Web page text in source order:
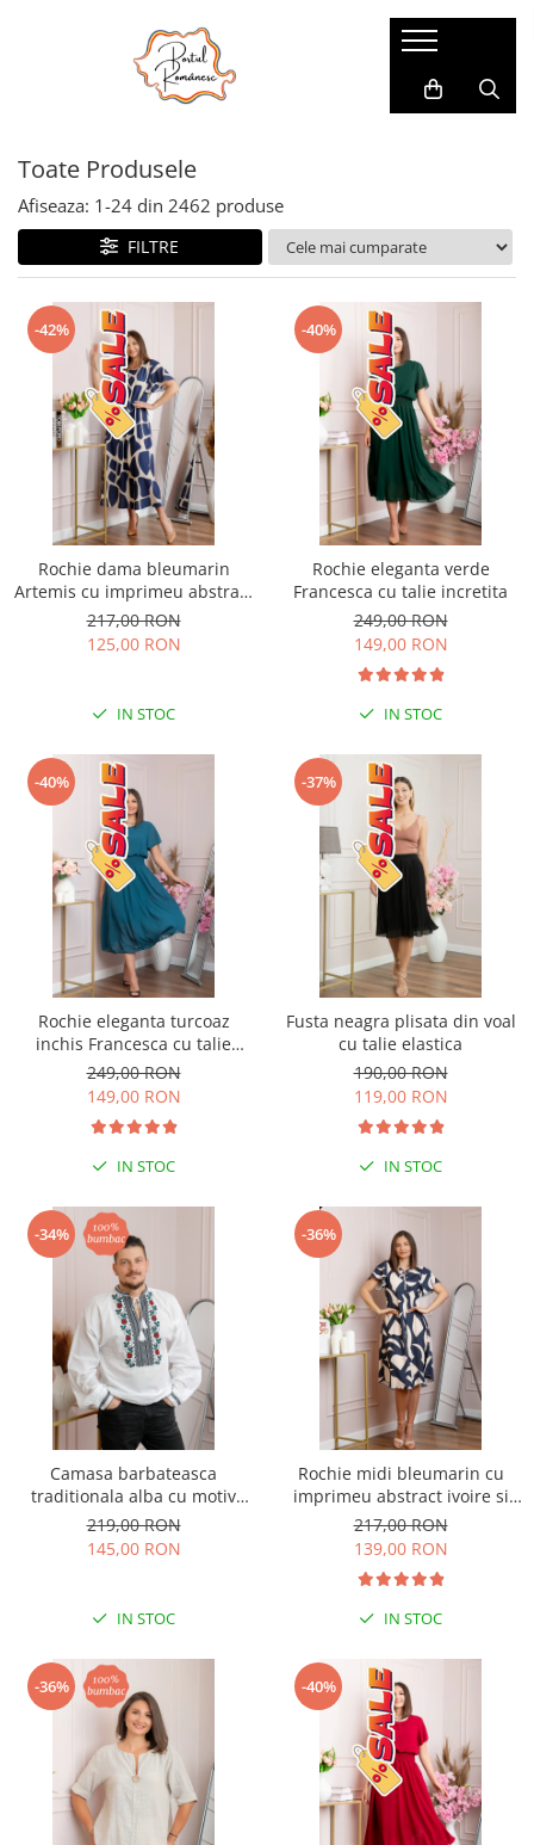
Pijamale Dama Marimi Mari
Halate
Pijamale Baieti
Pijamale Fetite
Imbracaminte copii
Imbracaminte Baieti
Toate Produsele
Afiseaza: 1-24 din 2462 produse
FILTRE
-42%
Rochie dama bleumarin
Artemis cu imprimeu abstract
si cordon in talie
217,00 RON
125,00 RON
IN STOC
-40%
Rochie eleganta verde
Francesca cu talie incretita
249,00 RON
149,00 RON
IN STOC
-40%
Rochie eleganta turcoaz
inchis Francesca cu talie
incretita
249,00 RON
149,00 RON
IN STOC
-37%
Fusta neagra plisata din voal
cu talie elastica
190,00 RON
119,00 RON
IN STOC
-34%
Camasa barbateasca
traditionala alba cu motiv
floral rosu Denis
219,00 RON
145,00 RON
IN STOC
-36%
Rochie midi bleumarin cu
imprimeu abstract ivoire si
snur la decolteu Shelby
217,00 RON
139,00 RON
IN STOC
-36% -40%